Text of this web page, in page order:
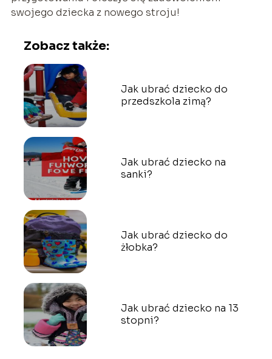
swojego dziecka z nowego stroju!
Zobacz także:
Jak ubrać dziecko do
przedszkola zimą?
Jak ubrać dziecko na
sanki?
Jak ubrać dziecko do
żłobka?
Jak ubrać dziecko na 13
stopni?